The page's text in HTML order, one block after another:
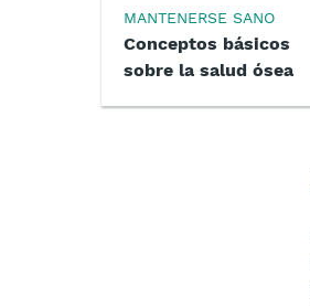
MANTENERSE SANO
Conceptos básicos
sobre la salud ósea